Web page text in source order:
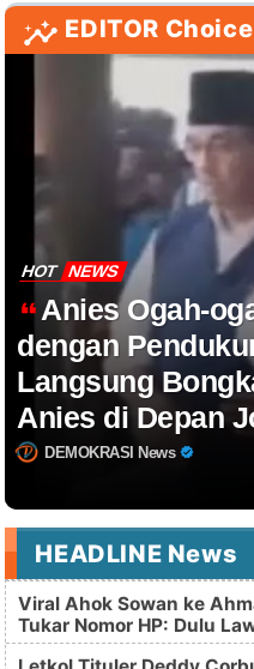
EDITOR Choice
HOT NEWS
Anies Ogah-
dengan
Langsung
Anies di Depan
DEMOKRASI News
HEADLINE News
Viral Ahok Sowan ke
Tukar Nomor HP: Dulu